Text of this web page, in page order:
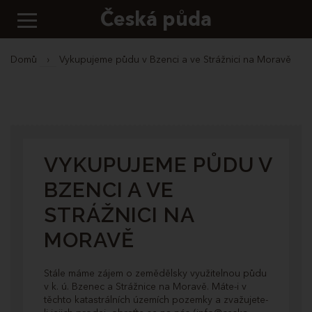
Česká půda
Domů › Vykupujeme půdu v Bzenci a ve Strážnici na Moravě
VYKUPUJEME PŮDU V
BZENCI A VE
STRÁŽNICI NA
MORAVĚ
Stále máme zájem o zemědělsky využitelnou půdu
v k. ú. Bzenec a Strážnice na Moravě. Máte-i v
těchto katastrálních územích pozemky a zvažujete-